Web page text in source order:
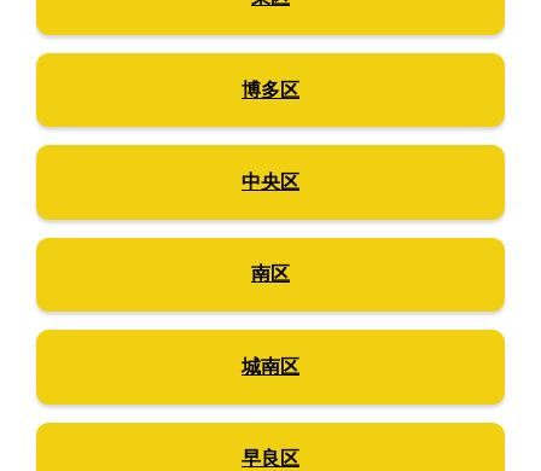
博多区
中央区
南区
城南区
早良区